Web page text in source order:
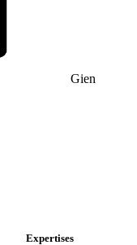
Gien
Expertises